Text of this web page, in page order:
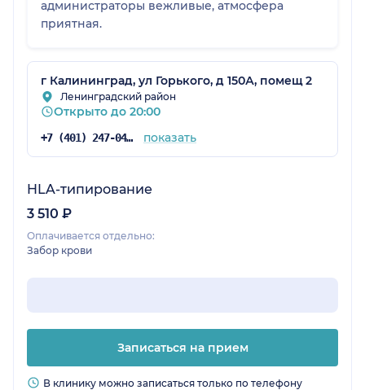
администраторы вежливые, атмосфера
приятная.
г Калининград, ул Горького, д 150А, помещ 2
Ленинградский район
Открыто до 20:00
+7 (401) 247-04-90 показать
HLA-типирование
3 510 ₽
Оплачивается отдельно:
Забор крови
Записаться на прием
В клинику можно записаться только по телефону